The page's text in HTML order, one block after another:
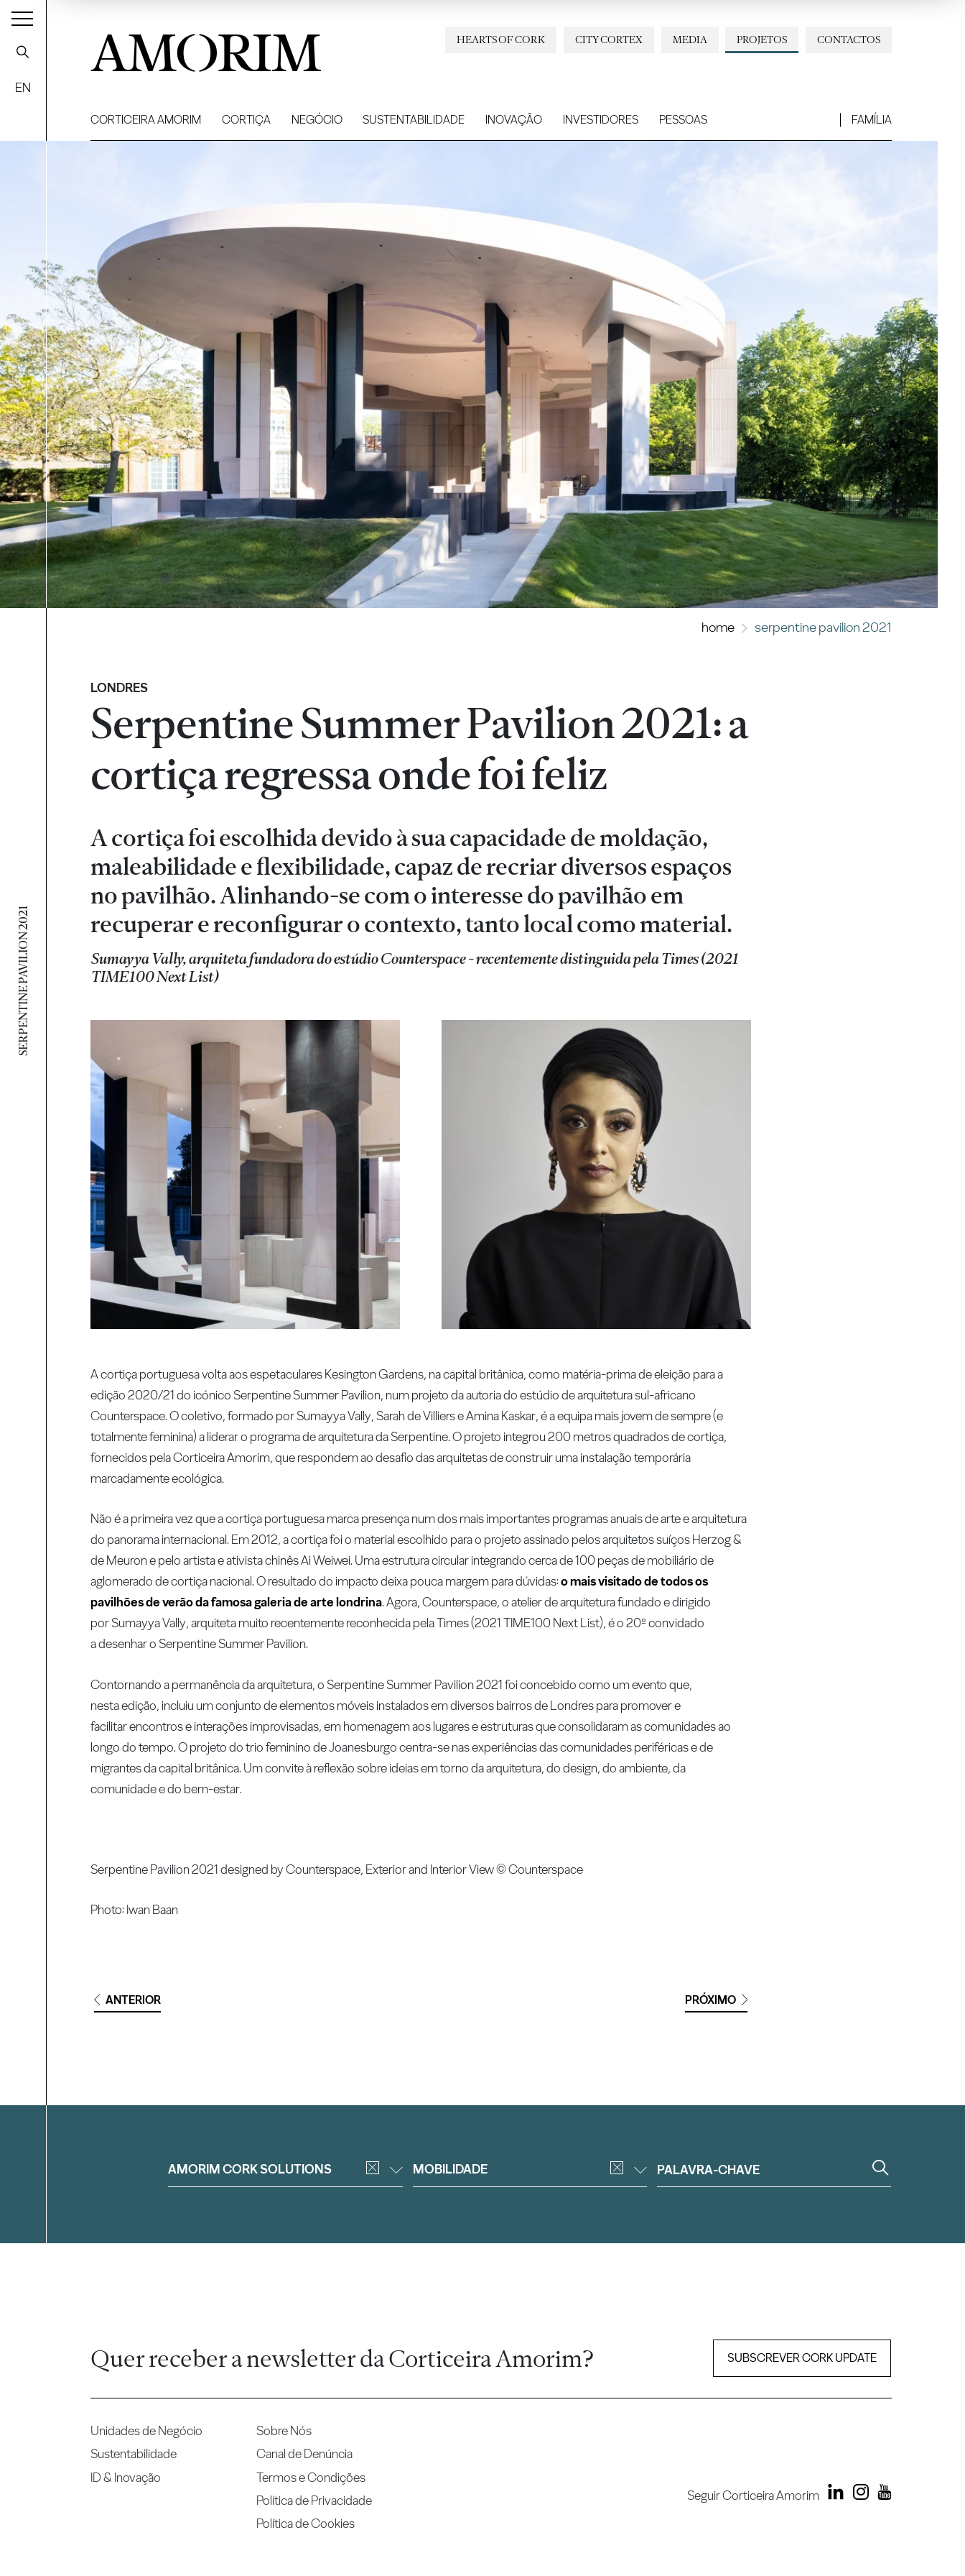
SERPENTINE PAVILION 2021
EN
AMORIM CONTACTOS
PROJETOS
MEDIA
CITY CORTEX
HEARTS OF CORK
CORTICEIRA AMORIM CORTIÇA NEGÓCIO SUSTENTABILIDADE INOVAÇÃO INVESTIDORES PESSOAS FAMÍLIA
home serpentine pavilion 2021
LONDRES
Serpentine Summer Pavilion 2021: a
cortiça regressa onde foi feliz
A cortiça foi escolhida devido à sua capacidade de moldação,
maleabilidade e flexibilidade, capaz de recriar diversos espaços
no pavilhão. Alinhando-se com o interesse do pavilhão em
recuperar e reconfigurar o contexto, tanto local como material.
Sumayya Vally, arquiteta fundadora do estúdio Counterspace - recentemente distinguida pela Times (2021
TIME100 Next List)
A cortiça portuguesa volta aos espetaculares Kesington Gardens, na capital britânica, como matéria-prima de eleição para a
edição 2020/21 do icónico Serpentine Summer Pavilion, num projeto da autoria do estúdio de arquitetura sul-africano
Counterspace. O coletivo, formado por Sumayya Vally, Sarah de Villiers e Amina Kaskar, é a equipa mais jovem de sempre (e
totalmente feminina) a liderar o programa de arquitetura da Serpentine. O projeto integrou 200 metros quadrados de cortiça,
fornecidos pela Corticeira Amorim, que respondem ao desafio das arquitetas de construir uma instalação temporária
marcadamente ecológica.
Não é a primeira vez que a cortiça portuguesa marca presença num dos mais importantes programas anuais de arte e arquitetura
do panorama internacional. Em 2012, a cortiça foi o material escolhido para o projeto assinado pelos arquitetos suíços Herzog &
de Meuron e pelo artista e ativista chinês Ai Weiwei. Uma estrutura circular integrando cerca de 100 peças de mobiliário de
aglomerado de cortiça nacional. O resultado do impacto deixa pouca margem para dúvidas:o mais visitado de todos os
pavilhões de verão da famosa galeria de arte londrina. Agora, Counterspace, o atelier de arquitetura fundado e dirigido
por Sumayya Vally, arquiteta muito recentemente reconhecida pela Times (2021 TIME100 Next List), é o 20º convidado
a desenhar o Serpentine Summer Pavilion.
Contornando a permanência da arquitetura, o Serpentine Summer Pavilion 2021 foi concebido como um evento que,
nesta edição, incluiu um conjunto de elementos móveis instalados em diversos bairros de Londres para promover e
facilitar encontros e interações improvisadas, em homenagem aos lugares e estruturas que consolidaram as comunidades ao
longo do tempo. O projeto do trio feminino de Joanesburgo centra-se nas experiências das comunidades periféricas e de
migrantes da capital britânica. Um convite à reflexão sobre ideias em torno da arquitetura, do design, do ambiente, da
comunidade e do bem-estar.
Serpentine Pavilion 2021 designed by Counterspace, Exterior and Interior View © Counterspace
Photo: Iwan Baan
ANTERIOR PRÓXIMO
FiltrarAMORIM CORK SOLUTIONS MOBILIDADE
Quer receber a newsletter da Corticeira Amorim? SUBSCREVER CORK UPDATE
Unidades de Negócio
Sustentabilidade
ID & Inovação
Sobre Nós
Canal de Denúncia
Termos e Condições
Política de Privacidade
Política de Cookies
Seguir Corticeira Amorim